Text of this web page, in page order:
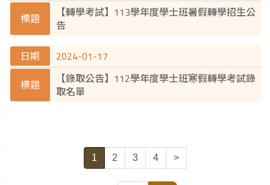
【轉學考試】113學年度學士班暑假轉學招生公
告
2024-01-17
【錄取公告】112學年度學士班寒假轉學考試錄
取名單
1 2 3 4 >